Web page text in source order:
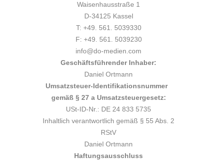
Waisenhausstraße 1
D-34125 Kassel
T: +49. 561. 5039330
F: +49. 561. 5039230
info@do-medien.com
Geschäftsführender Inhaber:
Daniel Ortmann
Umsatzsteuer-Identifikationsnummer
gemäß § 27 a Umsatzsteuergesetz:
USt-ID-Nr.: DE 24 833 5735
Inhaltlich verantwortlich gemäß § 55 Abs. 2
RStV
Daniel Ortmann
Haftungsausschluss